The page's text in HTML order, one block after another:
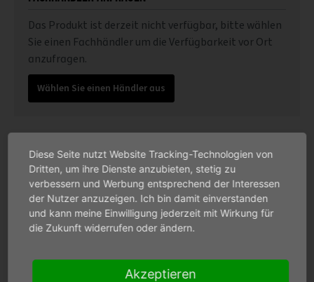
Das Produkt ist derzeit nicht verfügbar, bitte wählen
Sie einen Fachhändler um die Verfügbarkeit vor Ort
anzufragen.
Wählen Sie einen Händler aus
Beschreibung
Diese Seite nutzt Website Tracking-Technologien von
Dritten, um ihre Dienste anzubieten, stetig zu
verbessern und Werbung entsprechend der Interessen
der Nutzer anzuzeigen. Ich bin damit einverstanden
und kann meine Einwilligung jederzeit mit Wirkung für
die Zukunft widerrufen oder ändern.
Akzeptieren